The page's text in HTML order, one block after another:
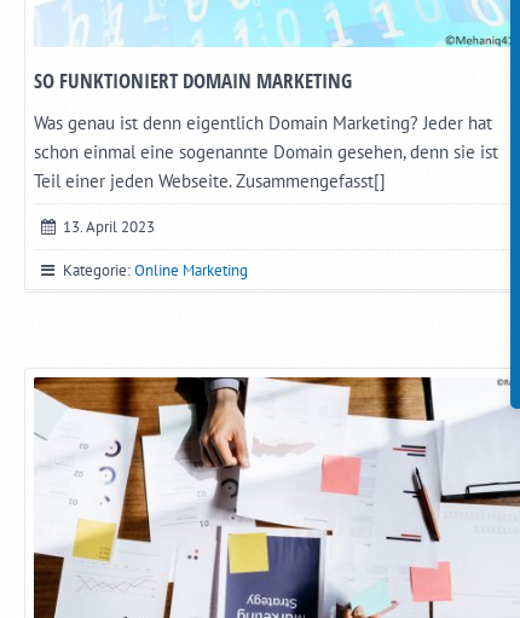
SO FUNKTIONIERT DOMAIN MARKETING
Was genau ist denn eigentlich Domain Marketing? Jeder hat
schon einmal eine sogenannte Domain gesehen, denn sie ist
Teil einer jeden Webseite. Zusammengefasst[]
13. April 2023
Kategorie:Online Marketing